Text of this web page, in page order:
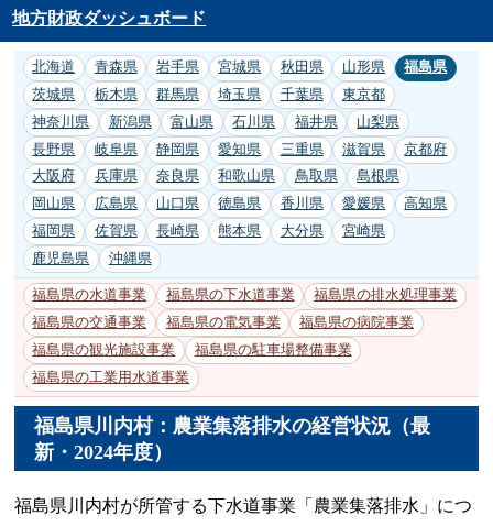
地方財政ダッシュボード
北海道 青森県 岩手県 宮城県 秋田県 山形県
福島県
茨城県
栃木県 群馬県 埼玉県 千葉県
東京都
神奈川県
新潟県 富山県 石川県 福井県
山梨県
長野県
岐阜県 静岡県 愛知県 三重県 滋賀県
京都府
大阪府
兵庫県 奈良県 和歌山県 鳥取県
島根県
岡山県
広島県 山口県 徳島県 香川県 愛媛県
高知県
福岡県
佐賀県 長崎県 熊本県 大分県
宮崎県
鹿児島県
沖縄県
福島県の水道事業 福島県の下水道事業
福島県の排水処理事業
福島県の交通事業
福島県の電気事業
福島県の病院事業
福島県の観光施設事業
福島県の駐車場整備事業
福島県の工業用水道事業
福島県川内村：農業集落排水の経営状況（最
新・2024年度）
福島県川内村が所管する下水道事業「農業集落排水」につ